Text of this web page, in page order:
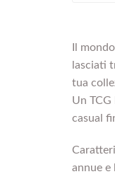
Il
lasciati
tua
Un
casual
annue e